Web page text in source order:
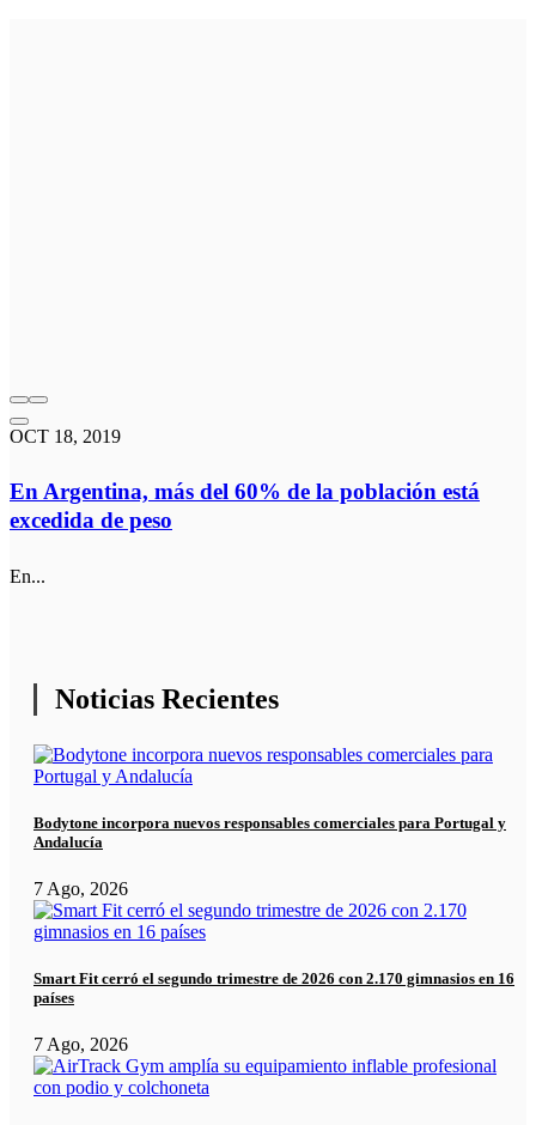
OCT 18, 2019
En Argentina, más del 60% de la población está
excedida de peso
En...
Noticias Recientes
Bodytone incorpora nuevos responsables comerciales para Portugal y
Andalucía
7 Ago, 2026
Smart Fit cerró el segundo trimestre de 2026 con 2.170 gimnasios en 16
países
7 Ago, 2026